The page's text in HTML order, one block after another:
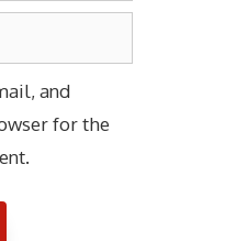
and
for the